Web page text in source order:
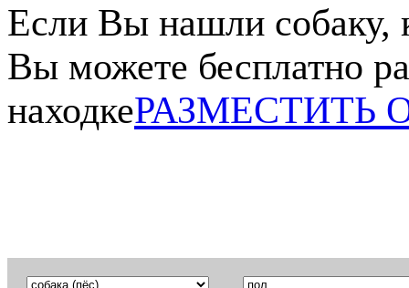
Если Вы нашли собаку,
Вы можете бесплатно
находкеРАЗМЕСТИТЬ